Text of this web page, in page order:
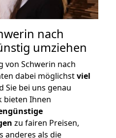
nach
umziehen
von Schwerin nach
dabei möglichstviel
Sie bei uns genau
bieten Ihnen
zu fairen Preisen,
anderes als die